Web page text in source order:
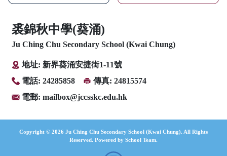
裘錦秋中學(葵涌)
Ju Ching Chu Secondary School (Kwai Chung)
地址: 新界葵涌安捷街1-11號
電話: 24285858
傳真: 24815574
電郵: mailbox@jccsskc.edu.hk
Copyright © 2026 Ju Ching Chu Secondary School (Kwai Chung). All Rights
Reserved. Powered by School Team.